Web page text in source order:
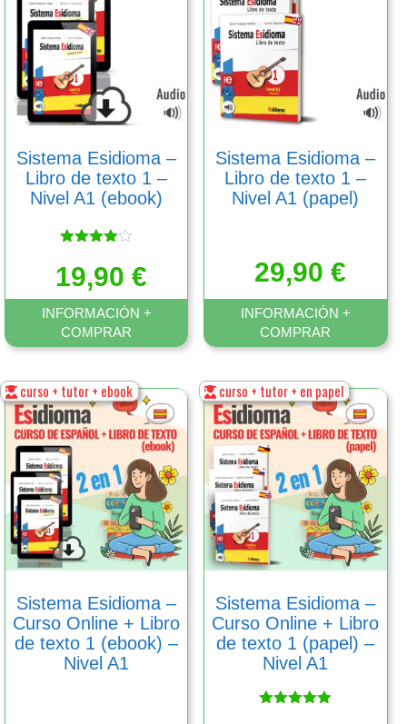
Sistema Esidioma –
Libro de texto 1 –
Nivel A1 (ebook)
con
4.00
de 5
19,90 €
INFORMACIÓN +
COMPRAR
múltiples
variantes.
Las
opciones
pueden
elegir
página
Sistema Esidioma –
Libro de texto 1 –
Nivel A1 (papel)
29,90 €
INFORMACIÓN +
COMPRAR
múltiples
variantes.
Las
opciones
se
pueden
elegir
página
curso + tutor + ebook
Sistema Esidioma –
Сurso Online + Libro
de texto 1 (ebook) –
Nivel A1
Este
producto
tiene
múltiples
variantes.
Las
opciones
se
pueden
elegir
página
de
curso + tutor + en papel
Sistema Esidioma –
Сurso Online + Libro
de texto 1 (papel) –
Nivel A1
Este
producto
tiene
múltiples
variantes.
Las
opciones
se
pueden
elegir
página
de